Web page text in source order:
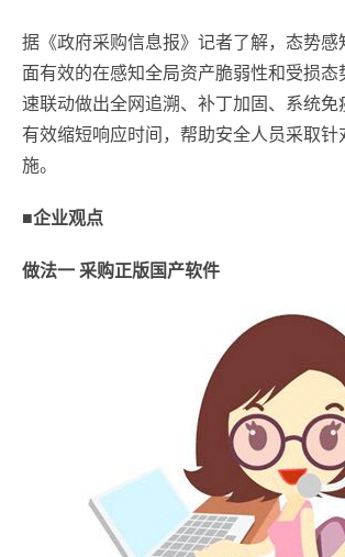
据《政府采购信息报》记者了解，态势感
面有效的在感知全局资产脆弱性和受损态
速联动做出全网追溯、补丁加固、系统免
有效缩短响应时间，帮助安全人员采取针
施。
■企业观点
做法一 采购正版国产软件